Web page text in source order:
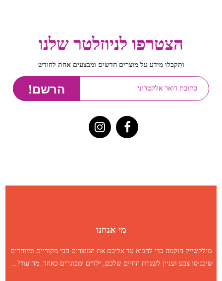
הצטרפו לניוזלטר שלנו
ותקבלו מידע על מוצרים חדשים ומבצעים אחת לחודש
מי אנחנו
מילקשייק הוקמה כדי להביא עד אליכם את המוצרים הכי מקוריים ומיוחדים
שיכניסו צבע ועניין לשגרת החיים שלכם, ילדים ומבוגרים כאחד.מה עוד?…